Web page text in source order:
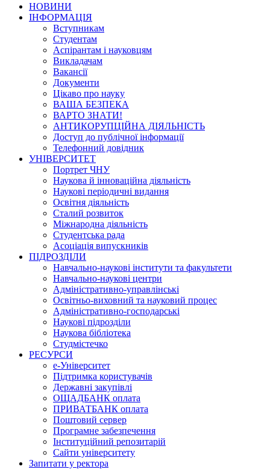
НОВИНИ
ІНФОРМАЦІЯ
Вступникам
Студентам
Аспірантам і науковцям
Викладачам
Вакансії
Документи
Цікаво про науку
ВАША БЕЗПЕКА
ВАРТО ЗНАТИ!
АНТИКОРУПЦІЙНА ДІЯЛЬНІСТЬ
Доступ до публічної інформації
Телефонний довідник
УНІВЕРСИТЕТ
Портрет ЧНУ
Наукова й інноваційна діяльність
Наукові періодичні видання
Освітня діяльність
Сталий розвиток
Міжнародна діяльність
Студентська рада
Асоціація випускників
ПІДРОЗДІЛИ
Навчально-наукові інститути та факультети
Навчально-наукові центри
Адміністративно-управлінські
Освітньо-виховний та науковий процес
Адміністративно-господарські
Наукові підрозділи
Наукова бібліотека
Студмістечко
РЕСУРСИ
е-Університет
Підтримка користувачів
Державні закупівлі
ОЩАДБАНК оплата
ПРИВАТБАНК оплата
Поштовий сервер
Програмне забезпечення
Інституційний репозитарій
Сайти університету
Запитати у ректора